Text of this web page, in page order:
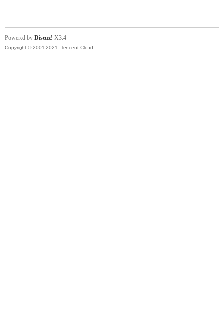
Powered by Discuz! X3.4
Copyright © 2001-2021, Tencent Cloud.